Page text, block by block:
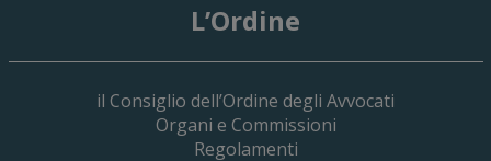
L’Ordine
il Consiglio dell’Ordine degli Avvocati
Organi e Commissioni
Regolamenti